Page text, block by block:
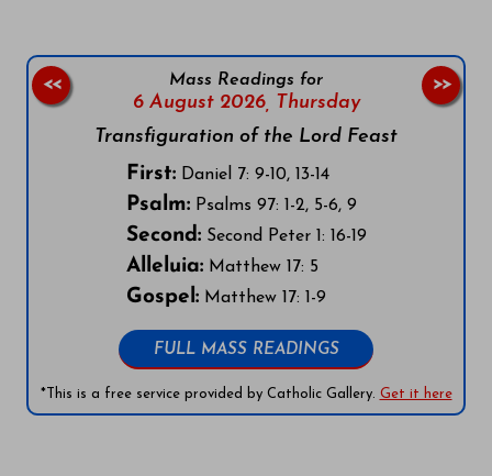
Mass Readings for
6 August 2026, Thursday
Transfiguration of the Lord Feast
First:Daniel 7: 9-10, 13-14
Psalm:Psalms 97: 1-2, 5-6, 9
Second:Second Peter 1: 16-19
Alleluia:Matthew 17: 5
Gospel:Matthew 17: 1-9
FULL MASS READINGS
*This is a free service provided by Catholic Gallery. Get it here
<< >>